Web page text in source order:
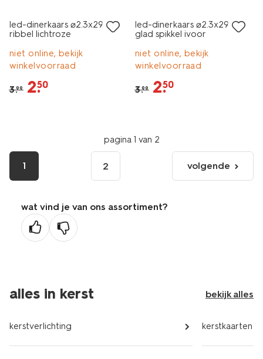
led-dinerkaars ⌀2.3x29cm
ribbel lichtroze
niet online, bekijk
winkelvoorraad
3.99 2.
50
led-dinerkaars ⌀2.3x29cm
glad spikkel ivoor
niet online, bekijk
winkelvoorraad
3.99 2.
50
pagina 1 van 2
1 2
volgende
pagina
volgende
wat vind je van ons assortiment?
alles in kerst bekijk alles
kerstverlichting kerstkaarten